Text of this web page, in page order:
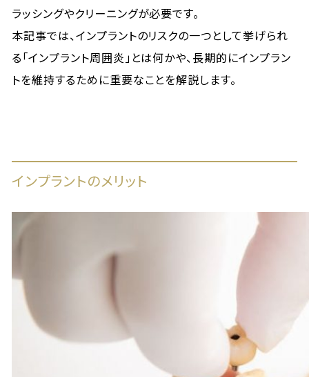
ラッシングやクリーニングが必要です。
本記事では、インプラントのリスクの一つとして挙げられ
る「インプラント周囲炎」とは何かや、長期的にインプラン
トを維持するために重要なことを解説します。
インプラントのメリット